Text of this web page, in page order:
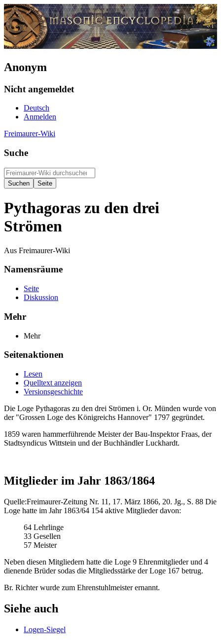
Anonym
Nicht angemeldet
Deutsch
Anmelden
Freimaurer-Wiki
Suche
Pythagoras zu den drei
Strömen
Aus Freimaurer-Wiki
Namensräume
Seite
Diskussion
Mehr
Mehr
Seitenaktionen
Lesen
Quelltext anzeigen
Versionsgeschichte
Die Loge Pythagoras zu den drei Strömen i. Or. Münden wurde von
der "Grossen Loge des Königreichs Hannover" 1797 gegründet.
1859 waren hammerführende Meister der Bau-Inspektor Fraas, der
Stadtsyndicus Wittstein und der Buchhändler Luckhardt.
Mitglieder im Jahr 1863/1864
Quelle:Freimaurer-Zeitung Nr. 11, 17. März 1866, 20. Jg., S. 88 Die
Loge hatte im Jahr 1863/64 154 aktive Mitglieder davon:
64 Lehrlinge
33 Gesellen
57 Meister
Neben diesen Mitgliedern hatte die Loge 9 Ehrenmitglieder und 4
dienende Brüder sodas die Mitgliedsstärke der Loge 167 betrug.
Br. Richter wurde zum Ehrenstuhlmeister ernannt.
Siehe auch
Logen-Siegel